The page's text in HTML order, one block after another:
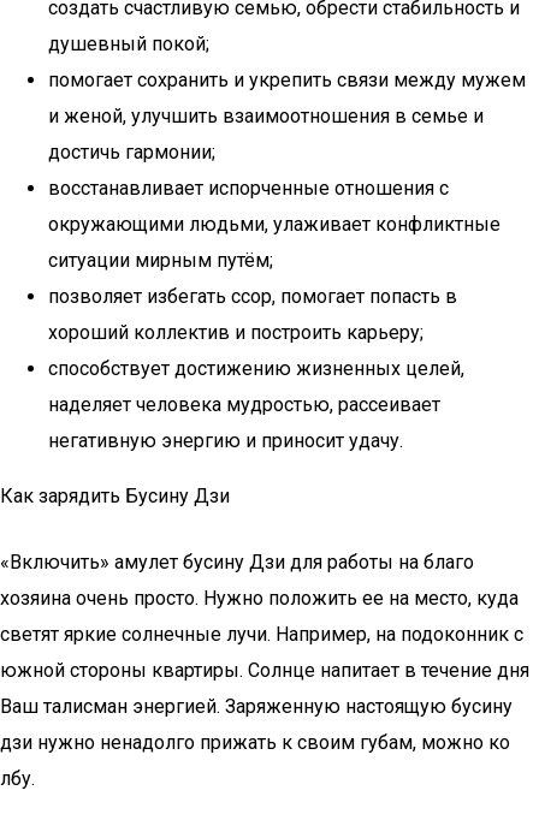
создать счастливую семью, обрести стабильность и
душевный покой;
помогает сохранить и укрепить связи между мужем
и женой, улучшить взаимоотношения в семье и
достичь гармонии;
восстанавливает испорченные отношения с
окружающими людьми, улаживает конфликтные
ситуации мирным путём;
позволяет избегать ссор, помогает попасть в
хороший коллектив и построить карьеру;
способствует достижению жизненных целей,
наделяет человека мудростью, рассеивает
негативную энергию и приносит удачу.
Как зарядить Бусину Дзи
«Включить» амулет бусину Дзи для работы на благо
хозяина очень просто. Нужно положить ее на место, куда
светят яркие солнечные лучи. Например, на подоконник с
южной стороны квартиры. Солнце напитает в течение дня
Ваш талисман энергией. Заряженную настоящую бусину
дзи нужно ненадолго прижать к своим губам, можно ко
лбу.